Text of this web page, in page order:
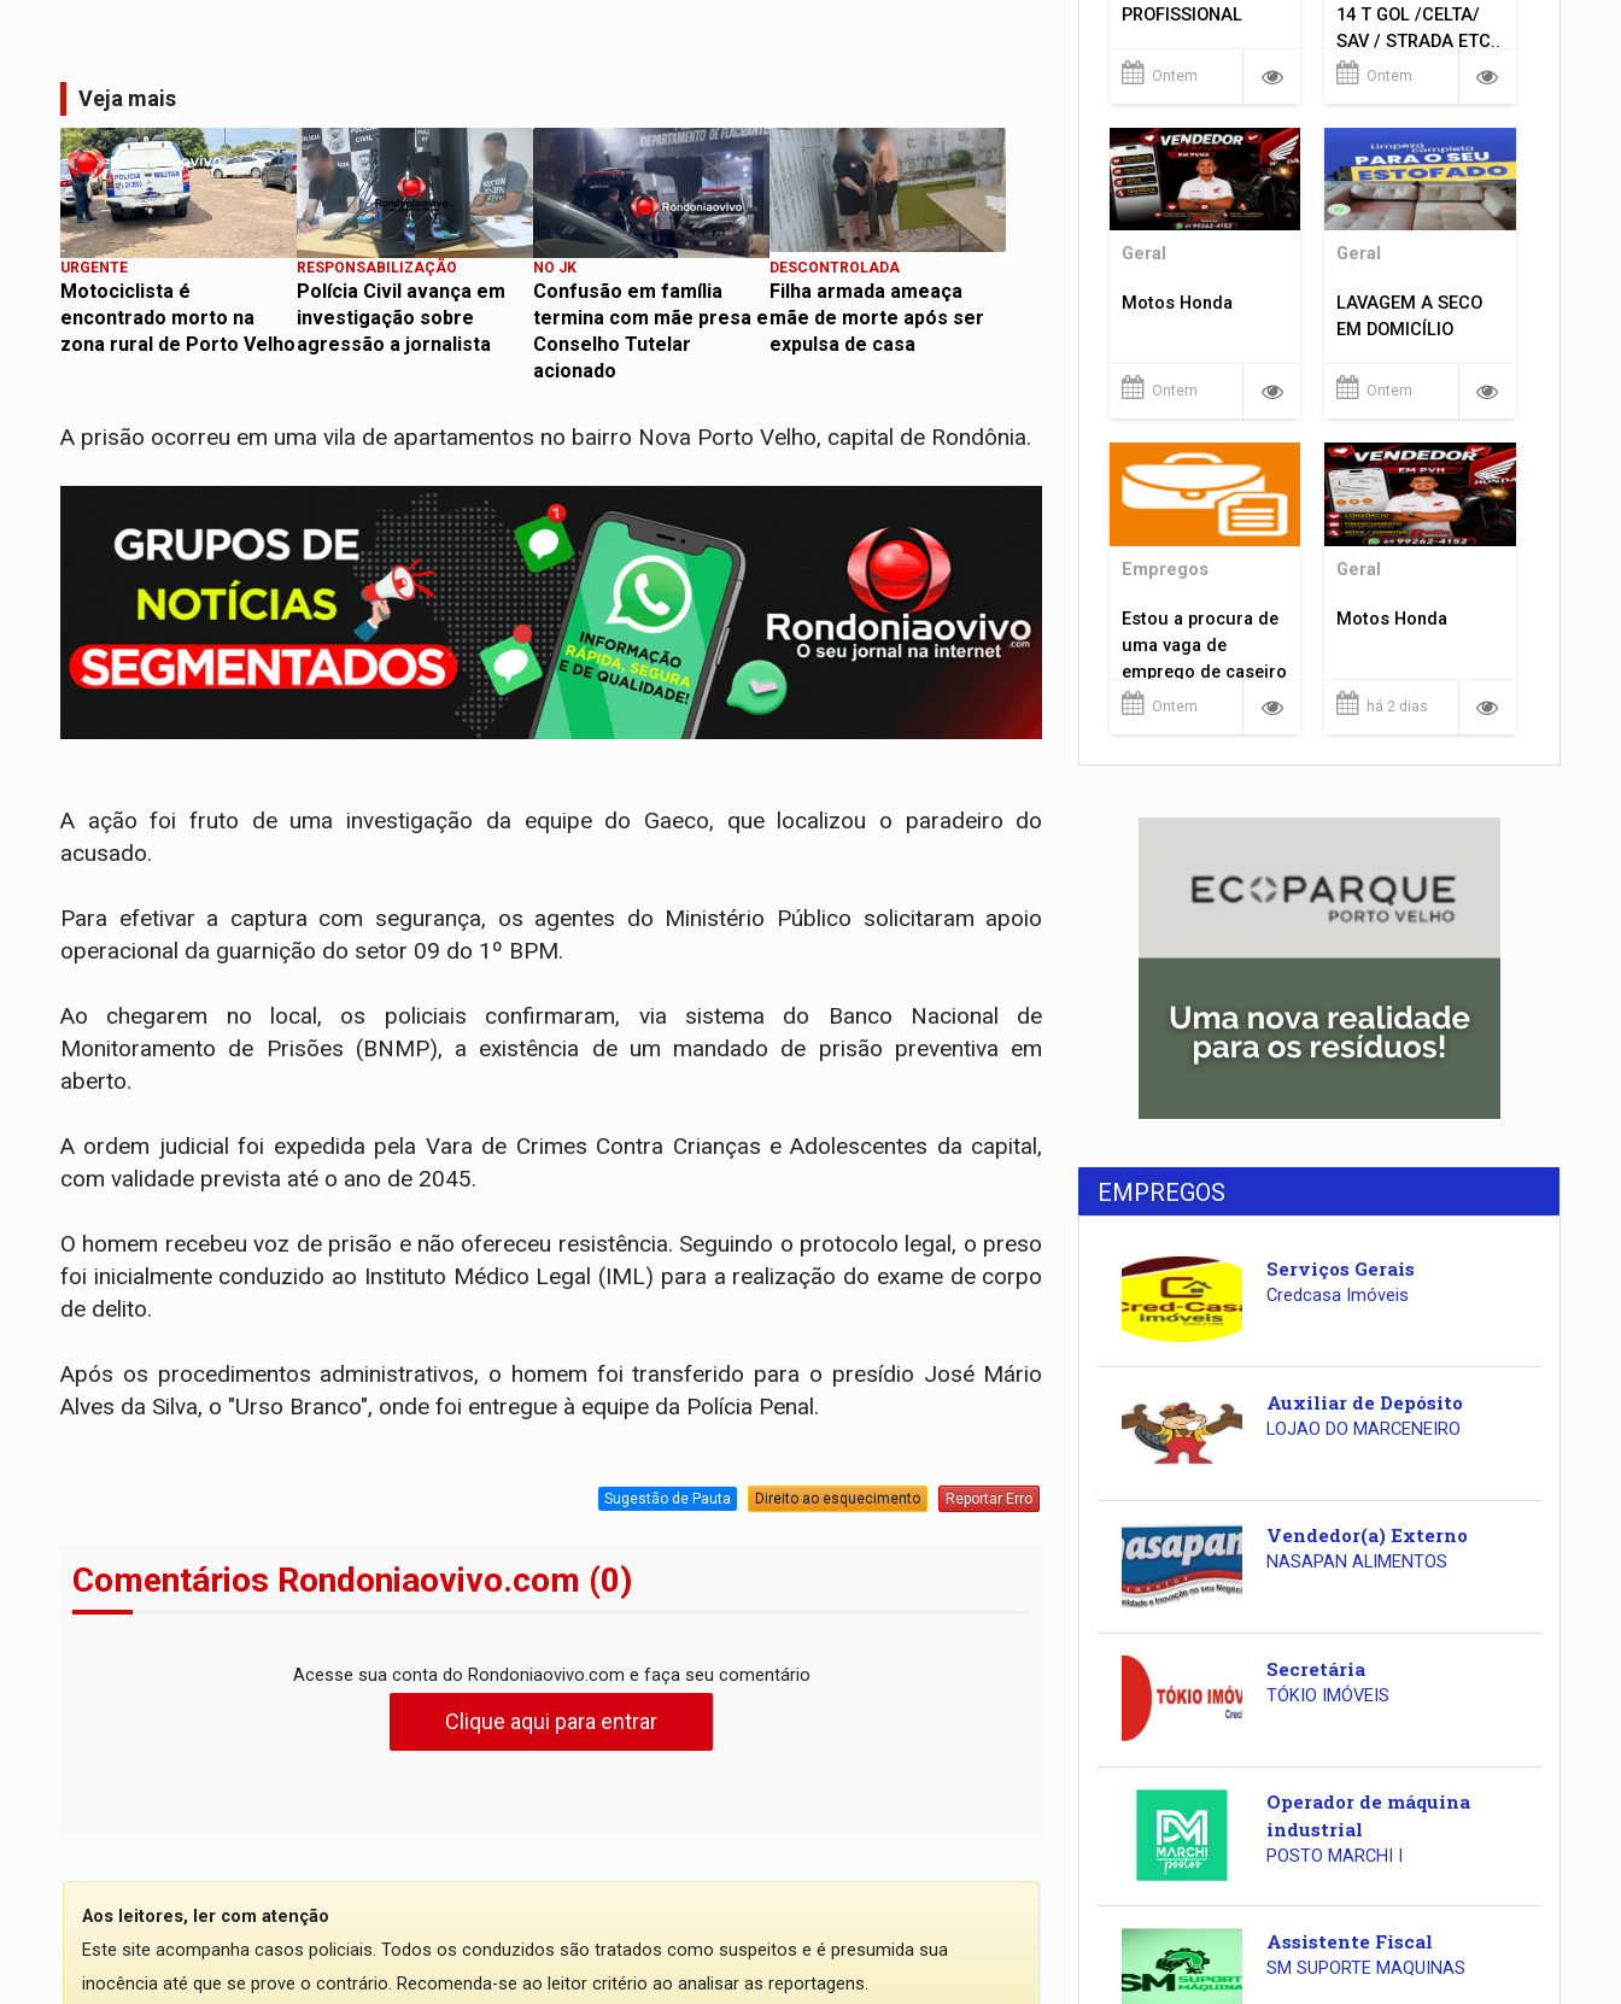
Veja mais
URGENTE
Motociclista é
encontrado morto na
zona rural de Porto Velho
RESPONSABILIZAÇÃO
Polícia Civil avança em
investigação sobre
agressão a jornalista
NO JK
​Confusão em família
termina com mãe presa e
Conselho Tutelar
acionado
DESCONTROLADA
Filha armada ameaça
mãe de morte após ser
expulsa de casa
A prisão ocorreu em uma vila de apartamentos no bairro Nova Porto Velho, capital de Rondônia.
​A ação foi fruto de uma investigação da equipe do Gaeco, que localizou o paradeiro do
acusado.
Para efetivar a captura com segurança, os agentes do Ministério Público solicitaram apoio
operacional da guarnição do setor 09 do 1º BPM.
​Ao chegarem no local, os policiais confirmaram, via sistema do Banco Nacional de
Monitoramento de Prisões (BNMP), a existência de um mandado de prisão preventiva em
aberto.
A ordem judicial foi expedida pela Vara de Crimes Contra Crianças e Adolescentes da capital,
com validade prevista até o ano de 2045.
​O homem recebeu voz de prisão e não ofereceu resistência. Seguindo o protocolo legal, o preso
foi inicialmente conduzido ao Instituto Médico Legal (IML) para a realização do exame de corpo
de delito.
​Após os procedimentos administrativos, o homem foi transferido para o presídio José Mário
Alves da Silva, o "Urso Branco", onde foi entregue à equipe da Polícia Penal.
Sugestão de Pauta Direito ao esquecimento Reportar Erro
Comentários Rondoniaovivo.com (0)
Acesse sua conta do Rondoniaovivo.com e faça seu comentário
Clique aqui para entrar
Aos leitores, ler com atenção
Este site acompanha casos policiais. Todos os conduzidos são tratados como suspeitos e é presumida sua
inocência até que se prove o contrário. Recomenda-se ao leitor critério ao analisar as reportagens.
PROFISSIONAL
Ontem
14 T GOL /CELTA/
SAV / STRADA ETC..
R$ 219,99
Ontem
Geral
Motos Honda
Ontem
Geral
LAVAGEM A SECO
EM DOMICÍLIO
Ontem
Empregos
Estou a procura de
uma vaga de
emprego de caseiro
em porto velho
Ontem
Geral
Motos Honda
há 2 dias
EMPREGOS
Serviços Gerais
Credcasa Imóveis
Auxiliar de Depósito
LOJAO DO MARCENEIRO
Vendedor(a) Externo
NASAPAN ALIMENTOS
Secretária
TÓKIO IMÓVEIS
Operador de máquina
industrial
POSTO MARCHI I
Assistente Fiscal
SM SUPORTE MAQUINAS